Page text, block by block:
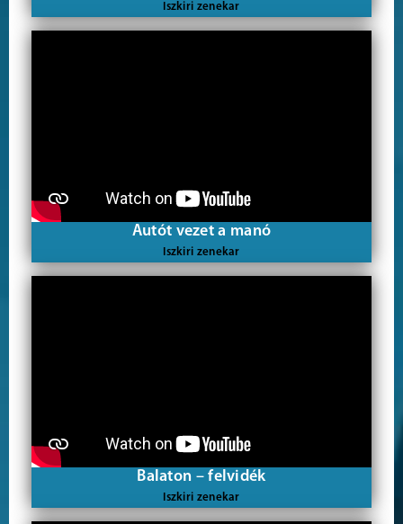
Iszkiri zenekar
Autót vezet a manó
Iszkiri zenekar
Balaton – felvidék
Iszkiri zenekar